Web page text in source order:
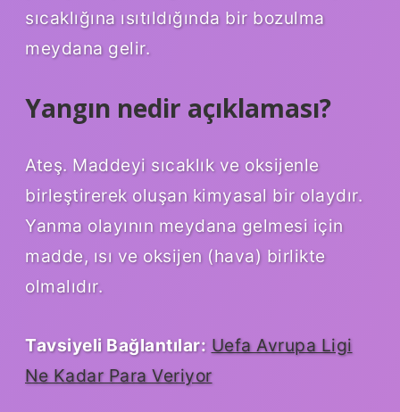
sıcaklığına ısıtıldığında bir bozulma
meydana gelir.
Yangın nedir açıklaması?
Ateş. Maddeyi sıcaklık ve oksijenle
birleştirerek oluşan kimyasal bir olaydır.
Yanma olayının meydana gelmesi için
madde, ısı ve oksijen (hava) birlikte
olmalıdır.
Tavsiyeli Bağlantılar: Uefa Avrupa Ligi
Ne Kadar Para Veriyor